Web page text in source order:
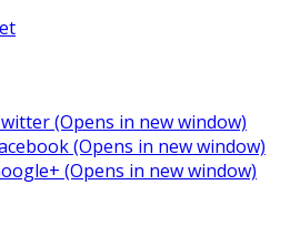
(Opens in new window)
(Opens in new window)
(Opens in new window)